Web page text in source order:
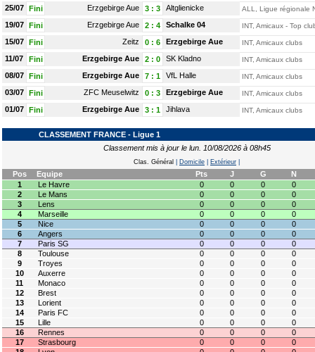
25/07 Fini Erzgebirge Aue 3 : 3 Altglienicke ALL, Ligue régionale
19/07 Fini Erzgebirge Aue 2 : 4 Schalke 04 INT, Amicaux - Top
15/07 Fini Zeitz 0 : 6 Erzgebirge Aue INT, Amicaux clubs
11/07 Fini Erzgebirge Aue 2 : 0 SK Kladno INT, Amicaux clubs
08/07 Fini Erzgebirge Aue 7 : 1 VfL Halle INT, Amicaux clubs
03/07 Fini ZFC Meuselwitz 0 : 3 Erzgebirge Aue INT, Amicaux clubs
01/07 Fini Erzgebirge Aue 3 : 1 Jihlava INT, Amicaux clubs
CLASSEMENT FRANCE - Ligue 1
Classement mis à jour le lun. 10/08/2026 à 08h45
Clas. Général Domicile Extérieur
Pos Equipe Pts J G
N
1
Le Havre 0 0 0
0
2
Le Mans 0 0 0
0
3
Lens 0 0 0
0
4
Marseille 0 0 0
0
5
Nice 0 0 0
0
6
Angers 0 0 0
0
7
Paris SG 0 0 0
0
8
Toulouse 0 0 0
0
9
Troyes 0 0 0
0
10
Auxerre 0 0 0
0
11
Monaco 0 0 0
0
12
Brest 0 0 0
0
13
Lorient 0 0 0
0
14
Paris FC 0 0 0
0
15
Lille 0 0 0
0
16
Rennes 0 0 0
0
17
Strasbourg 0 0 0
0